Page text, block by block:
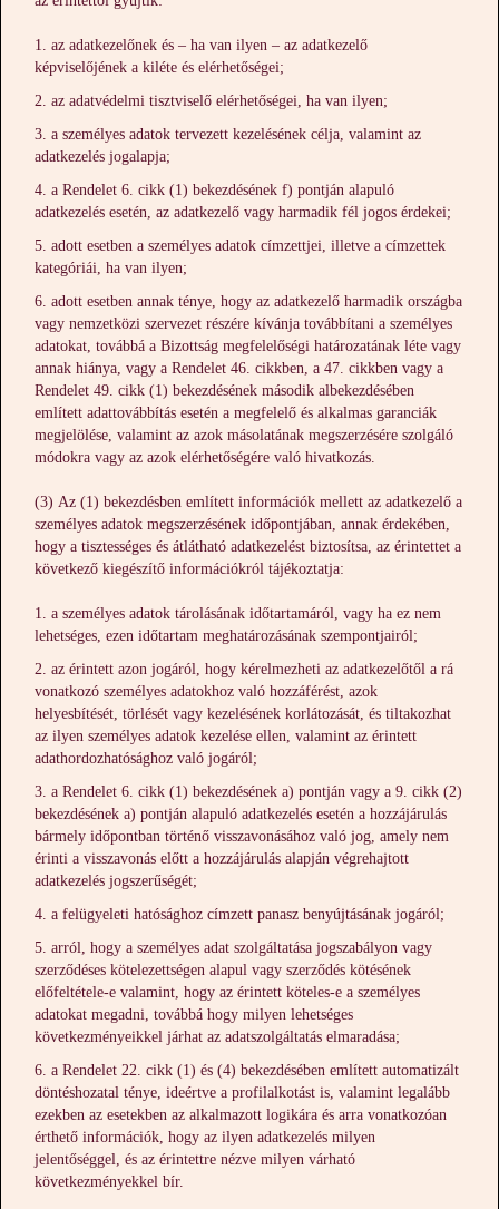
az adatkezelőnek és – ha van ilyen – az adatkezelő
képviselőjének a kiléte és elérhetőségei;
az adatvédelmi tisztviselő elérhetőségei, ha van ilyen;
a személyes adatok tervezett kezelésének célja, valamint az
adatkezelés jogalapja;
a Rendelet 6. cikk (1) bekezdésének f) pontján alapuló
adatkezelés esetén, az adatkezelő vagy harmadik fél jogos érdekei;
adott esetben a személyes adatok címzettjei, illetve a címzettek
kategóriái, ha van ilyen;
adott esetben annak ténye, hogy az adatkezelő harmadik országba
vagy nemzetközi szervezet részére kívánja továbbítani a személyes
adatokat, továbbá a Bizottság megfelelőségi határozatának léte vagy
annak hiánya, vagy a Rendelet 46. cikkben, a 47. cikkben vagy a
Rendelet 49. cikk (1) bekezdésének második albekezdésében
említett adattovábbítás esetén a megfelelő és alkalmas garanciák
megjelölése, valamint az azok másolatának megszerzésére szolgáló
módokra vagy az azok elérhetőségére való hivatkozás.
(3) Az (1) bekezdésben említett információk mellett az adatkezelő a
személyes adatok megszerzésének időpontjában, annak érdekében,
hogy a tisztességes és átlátható adatkezelést biztosítsa, az érintettet a
következő kiegészítő információkról tájékoztatja:
a személyes adatok tárolásának időtartamáról, vagy ha ez nem
lehetséges, ezen időtartam meghatározásának szempontjairól;
az érintett azon jogáról, hogy kérelmezheti az adatkezelőtől a rá
vonatkozó személyes adatokhoz való hozzáférést, azok
helyesbítését, törlését vagy kezelésének korlátozását, és tiltakozhat
az ilyen személyes adatok kezelése ellen, valamint az érintett
adathordozhatósághoz való jogáról;
a Rendelet 6. cikk (1) bekezdésének a) pontján vagy a 9. cikk (2)
bekezdésének a) pontján alapuló adatkezelés esetén a hozzájárulás
bármely időpontban történő visszavonásához való jog, amely nem
érinti a visszavonás előtt a hozzájárulás alapján végrehajtott
adatkezelés jogszerűségét;
a felügyeleti hatósághoz címzett panasz benyújtásának jogáról;
arról, hogy a személyes adat szolgáltatása jogszabályon vagy
szerződéses kötelezettségen alapul vagy szerződés kötésének
előfeltétele-e valamint, hogy az érintett köteles-e a személyes
adatokat megadni, továbbá hogy milyen lehetséges
következményeikkel járhat az adatszolgáltatás elmaradása;
a Rendelet 22. cikk (1) és (4) bekezdésében említett automatizált
döntéshozatal ténye, ideértve a profilalkotást is, valamint legalább
ezekben az esetekben az alkalmazott logikára és arra vonatkozóan
érthető információk, hogy az ilyen adatkezelés milyen
jelentőséggel, és az érintettre nézve milyen várható
következményekkel bír.